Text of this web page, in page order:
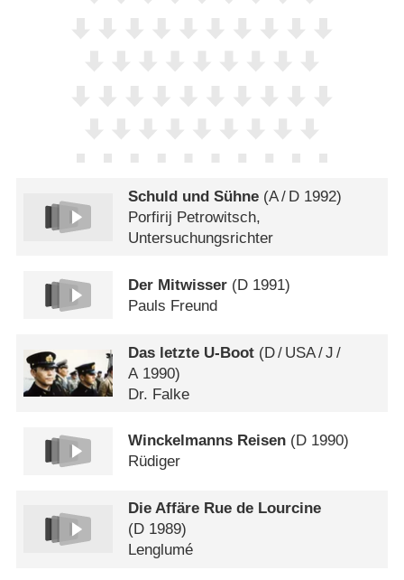
Schuld und Sühne (A/ D 1992)
Porfirij Petrowitsch,
Untersuchungsrichter
Der Mitwisser (D 1991)
Pauls Freund
Das letzte U-Boot (D/ USA/J /
A 1990)
Dr. Falke
Winckelmanns Reisen (D 1990)
Rüdiger
Die Affäre Rue de Lourcine
(D 1989)
Lenglumé